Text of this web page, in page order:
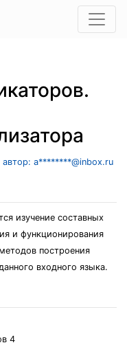
автор: a********@inbox.ru
изучение составных
и функционирования
построения
входного языка.
4